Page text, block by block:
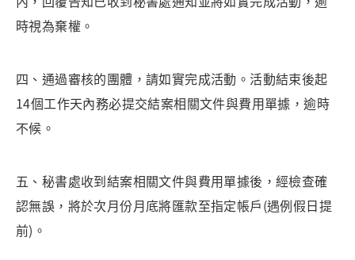
時視為棄權。
四、通過審核的團體，請如實完成活動。活動結束後起
14個工作天內務必提交結案相關文件與費用單據，逾時
不候。
五、秘書處收到結案相關文件與費用單據後，經檢查確
認無誤，將於次月份月底將匯款至指定帳戶(遇例假日提
前)。